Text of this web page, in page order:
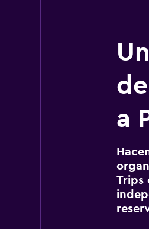
a
Trips